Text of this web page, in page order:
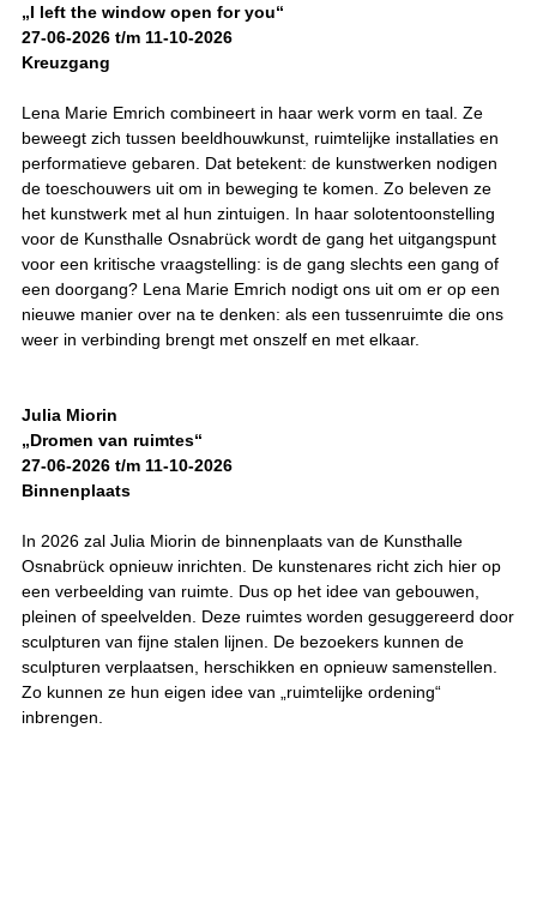
„I left the window open for you“
27-06-2026 t/m 11-10-2026
Kreuzgang
Lena Marie Emrich combineert in haar werk vorm en taal. Ze
beweegt zich tussen beeldhouwkunst, ruimtelijke installaties en
performatieve gebaren. Dat betekent: de kunstwerken nodigen
de toeschouwers uit om in beweging te komen. Zo beleven ze
het kunstwerk met al hun zintuigen. In haar solotentoonstelling
voor de Kunsthalle Osnabrück wordt de gang het uitgangspunt
voor een kritische vraagstelling: is de gang slechts een gang of
een doorgang? Lena Marie Emrich nodigt ons uit om er op een
nieuwe manier over na te denken: als een tussenruimte die ons
weer in verbinding brengt met onszelf en met elkaar.
Julia Miorin
„Dromen van ruimtes“
27-06-2026 t/m 11-10-2026
Binnenplaats
In 2026 zal Julia Miorin de binnenplaats van de Kunsthalle
Osnabrück opnieuw inrichten. De kunstenares richt zich hier op
een verbeelding van ruimte. Dus op het idee van gebouwen,
pleinen of speelvelden. Deze ruimtes worden gesuggereerd door
sculpturen van fijne stalen lijnen. De bezoekers kunnen de
sculpturen verplaatsen, herschikken en opnieuw samenstellen.
Zo kunnen ze hun eigen idee van „ruimtelijke ordening“
inbrengen.